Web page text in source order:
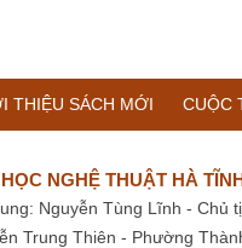
THIỆU SÁCH MỚI CUỘC
NGHỆ THUẬT HÀ
Nguyễn Tùng Lĩnh - Chủ
Trung Thiên - Phường